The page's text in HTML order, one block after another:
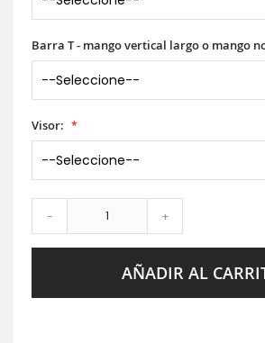
Barra T - mango vertical largo o mango
Visor:
- +
AÑADIR AL